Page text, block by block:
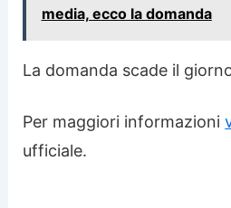
media, ecco la domanda
La domanda scade il
Per maggiori informazioni
ufficiale.